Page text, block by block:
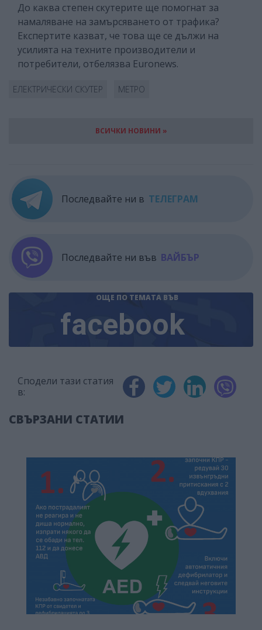
До каква степен скутерите ще помогнат за
намаляване на замърсяването от трафика?
Експертите казват, че това ще се дължи на
усилията на техните производители и
потребители, отбелязва Euronews.
ЕЛЕКТРИЧЕСКИ СКУТЕР МЕТРО
ВСИЧКИ НОВИНИ »
Последвайте ни в ТЕЛЕГРАМ
Последвайте ни във ВАЙБЪР
ОЩЕ ПО ТЕМАТА ВЪВ
facebook
Сподели тази статия
в:
СВЪРЗАНИ СТАТИИ